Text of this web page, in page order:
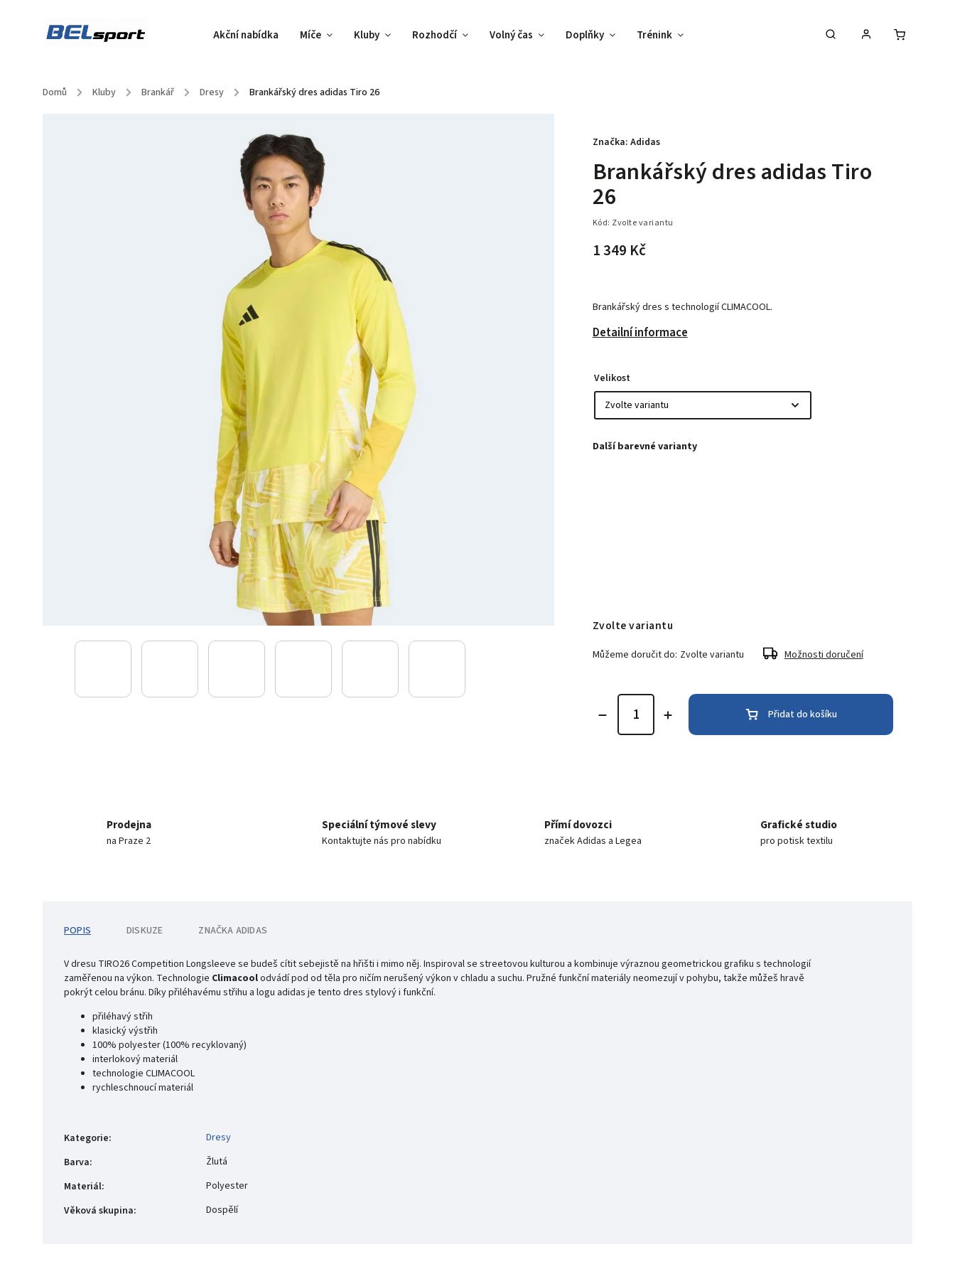
Akční nabídka Míče Kluby Rozhodčí Volný čas Doplňky Trénink Vybav svůj tým !
Domů / Kluby / Brankář / Dresy / Brankářský dres adidas Tiro 26
Brankářský dres adidas Tiro
26
Kód: Zvolte variantu
1 349 Kč
Brankářský dres s technologií CLIMACOOL.
Detailní informace
Značka: Adidas
Velikost
Zvolte variantu
Můžeme doručit do: Zvolte variantu Možnosti doručení
Přidat do košíku
Prodejna
na Praze 2
Speciální týmové slevy
Kontaktujte nás pro nabídku
Přímí dovozci
značek Adidas a Legea
Grafické studio
pro potisk textilu
POPIS DISKUZE ZNAČKA ADIDAS
V dresu TIRO26 Competition Longsleeve se budeš cítit sebejistě na hřišti i mimo něj. Inspiroval se streetovou kulturou a kombinuje výraznou geometrickou grafiku s technologií
zaměřenou na výkon. Technologie Climacoolodvádí pod od těla pro ničím nerušený výkon v chladu a suchu. Pružné funkční materiály neomezují v pohybu, takže můžeš hravě
pokrýt celou bránu. Díky přiléhavému střihu a logu adidas je tento dres stylový i funkční.
přiléhavý střih
klasický výstřih
100% polyester (100% recyklovaný)
interlokový materiál
technologie CLIMACOOL
rychleschnoucí materiál
Kategorie:
Dresy
Barva:
Žlutá
Materiál:
Polyester
Věková skupina: Dospělí